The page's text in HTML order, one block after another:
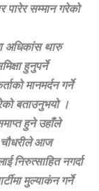
सम्मान गरेको
अधिकांस थारु
हुनुपर्ने
मानमर्दन गर्ने
बताउनुभयो ।
हुने उहाँले
चौधरीले आज
निरुत्साहित नगर्दा
मुल्याकंन गर्ने